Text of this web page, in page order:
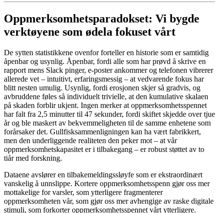
Oppmerksomhetsparadokset: Vi bygde
verktøyene som ødela fokuset vårt
De sytten statistikkene ovenfor forteller en historie som er samtidig
åpenbar og usynlig. Åpenbar, fordi alle som har prøvd å skrive en
rapport mens Slack pinger, e-poster ankommer og telefonen vibrerer
allerede vet – intuitivt, erfaringsmessig – at vedvarende fokus har
blitt nesten umulig. Usynlig, fordi erosjonen skjer så gradvis, og
avbruddene føles så individuelt trivielle, at den kumulative skalaen
på skaden forblir ukjent. Ingen merker at oppmerksomhetsspennet
har falt fra 2,5 minutter til 47 sekunder, fordi skiftet skjedde over tjue
år og ble maskert av bekvemmeligheten til de samme enhetene som
forårsaker det. Gullfisksammenligningen kan ha vært fabrikkert,
men den underliggende realiteten den peker mot – at vår
oppmerksomhetskapasitet er i tilbakegang – er robust støttet av to
tiår med forskning.
Dataene avslører en tilbakemeldingssløyfe som er ekstraordinært
vanskelig å unnslippe. Kortere oppmerksomhetsspenn gjør oss mer
mottakelige for varsler, som ytterligere fragmenterer
oppmerksomheten vår, som gjør oss mer avhengige av raske digitale
stimuli, som forkorter oppmerksomhetsspennet vårt ytterligere.